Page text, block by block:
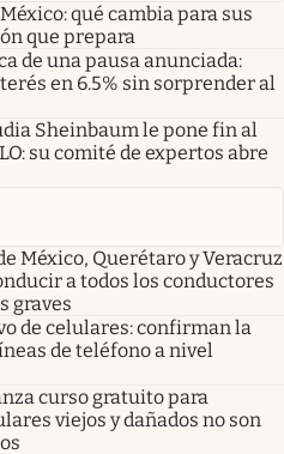
qué cambia para sus
que prepara
de una pausa anunciada:
en 6.5% sin sorprender al
Sheinbaum le pone fin al
su comité de expertos abre
México, Querétaro y Veracruz
a todos los conductores
graves
de celulares: confirman la
de teléfono a nivel
curso gratuito para
viejos y dañados no son